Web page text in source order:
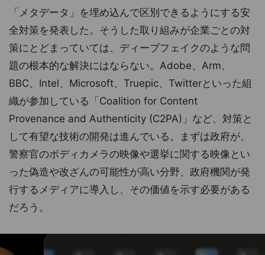
「メタデータ」を埋め込んで区別できるようにする安
全対策を発表した。そうした取り組みが企業ごとの対
策にとどまっていては、ディープフェイクのような問
題の根本的な解決にはならない。Adobe、Arm、
BBC、Intel、Microsoft、Truepic、Twitterといった組
織が参加している「Coalition for Content
Provenance and Authenticity (C2PA)」など、対策と
して有望な技術の開発は進んでいる。まずは政府が、
警察官のボディカメラの映像や選挙に関する映像とい
った偽造や改ざんの可能性が高い分野、政府機関が発
行するメディアに導入し、その価値を示す必要がある
だろう。